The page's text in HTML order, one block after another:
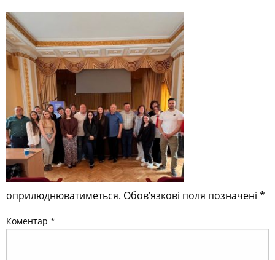
оприлюднюватиметься. Обов’язкові поля позначені *
Коментар *